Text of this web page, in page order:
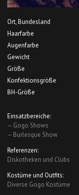
Ort, Bundesland
Haarfarbe
Augenfarbe
Gewicht
Größe
Konfektionsgröße
BH-Größe
Einsatzbereiche:
– Gogo Shows
– Burlesque Show
Referenzen:
Diskotheken und Clubs
Kostüme und Outfits:
Diverse Gogo Kostüme